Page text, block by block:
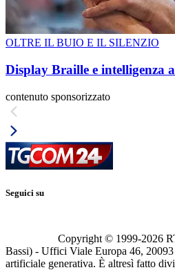
OLTRE IL BUIO E IL SILENZIO
Display Braille e intelligenza
contenuto sponsorizzato
Seguici su
Copyright © 1999-2026
Bassi) - Uffici Viale Europa 46,
artificiale generativa. È altresì fatto